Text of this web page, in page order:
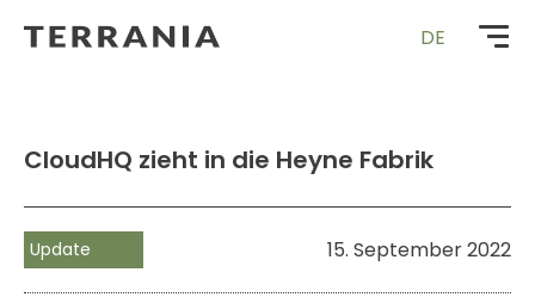
Zur
DE
CloudHQ zieht in die Heyne Fabrik
Update 15. September 2022